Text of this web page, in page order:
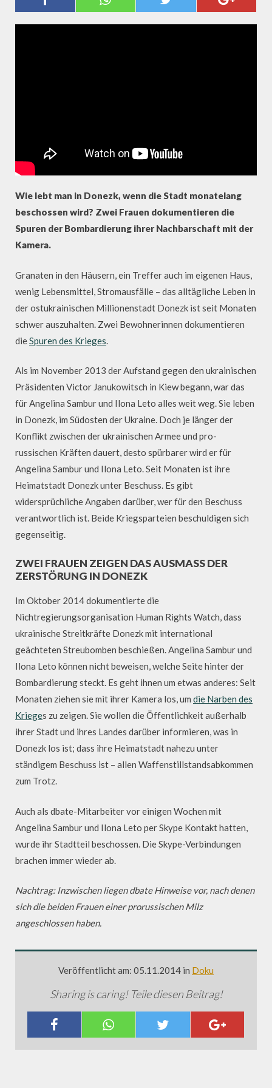
FRAUEN FILMEN KRIEGSSPUREN
Wie lebt man in Donezk, wenn die Stadt monatelang
beschossen wird? Zwei Frauen dokumentieren die
Spuren der Bombardierung ihrer Nachbarschaft mit der
Kamera.
Granaten in den Häusern, ein Treffer auch im eigenen Haus,
wenig Lebensmittel, Stromausfälle – das alltägliche Leben in
der ostukrainischen Millionenstadt Donezk ist seit Monaten
schwer auszuhalten. Zwei Bewohnerinnen dokumentieren
dieSpuren des Krieges
Als im November 2013 der Aufstand gegen den ukrainischen
Präsidenten Victor Janukowitsch in Kiew begann, war das
für Angelina Sambur und Ilona Leto alles weit weg. Sie leben
in Donezk, im Südosten der Ukraine. Doch je länger der
Konflikt zwischen der ukrainischen Armee und pro-
russischen Kräften dauert, desto spürbarer wird er für
Angelina Sambur und Ilona Leto. Seit Monaten ist ihre
Heimatstadt Donezk unter Beschuss. Es gibt
widersprüchliche Angaben darüber, wer für den Beschuss
verantwortlich ist. Beide Kriegsparteien beschuldigen sich
gegenseitig.
ZWEI FRAUEN ZEIGEN DAS AUSMASS DER Z
ERSTÖRUNG IN DONEZK
Im Oktober 2014 dokumentierte die
Nichtregierungsorganisation Human Rights Watch, dass
ukrainische Streitkräfte Donezk mit international
geächteten Streubomben beschießen. Angelina Sambur und
Ilona Leto können nicht beweisen, welche Seite hinter der
Bombardierung steckt. Es geht ihnen um etwas anderes: Seit
Monaten ziehen sie mit ihrer Kamera los, um die Narben des
Krieges zu zeigen. Sie wollen die Öffentlichkeit außerhalb
ihrer Stadt und ihres Landes darüber informieren, was in
Donezk los ist; dass ihre Heimatstadt nahezu unter
ständigem Beschuss ist – allen Waffenstillstandsabkommen
zum Trotz.
Auch als dbate-Mitarbeiter vor einigen Wochen mit
Angelina Sambur und Ilona Leto per Skype Kontakt hatten,
wurde ihr Stadtteil beschossen. Die Skype-Verbindungen
brachen immer wieder ab.
Nachtrag: Inzwischen liegen dbate Hinweise vor, nach denen
sich die beiden Frauen einer prorussischen Milz
angeschlossen haben.
Veröffentlicht am: 05.11.2014 in Doku
Sharing is caring! Teile diesen Beitrag!